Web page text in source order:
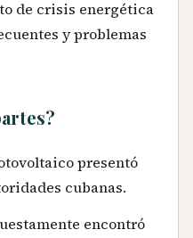
de crisis energética
y problemas
presentó
cubanas.
encontró